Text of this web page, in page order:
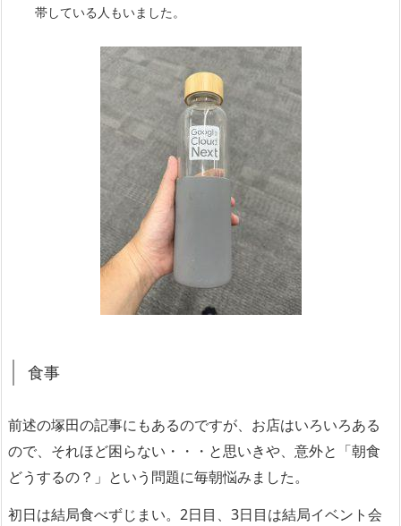
帯している人もいました。
食事
前述の塚田の記事にもあるのですが、お店はいろいろある
ので、それほど困らない・・・と思いきや、意外と「朝食
どうするの？」という問題に毎朝悩みました。
初日は結局食べずじまい。2日目、3日目は結局イベント会